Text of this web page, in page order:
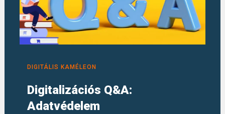
DIGITÁLIS KAMÉLEON
Digitalizációs Q&A:
Adatvédelem